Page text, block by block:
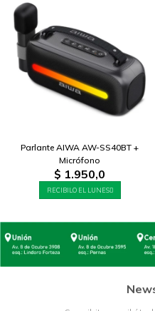
Parlante AIWA AW-SS40BT +
Micrófono
$ 1.950,0
RECIBILO EL LUNES